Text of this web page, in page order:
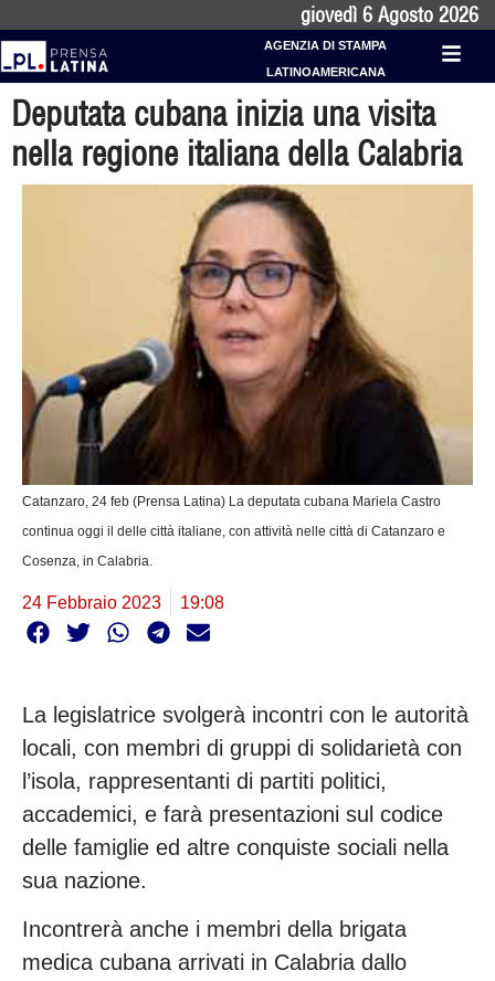
giovedì 6 Agosto 2026
AGENZIA DI STAMPA
LATINOAMERICANA
Deputata cubana inizia una visita
nella regione italiana della Calabria
Catanzaro, 24 feb (Prensa Latina) La deputata cubana Mariela Castro
continua oggi il delle città italiane, con attività nelle città di Catanzaro e
Cosenza, in Calabria.
24 Febbraio 2023 19:08
La legislatrice svolgerà incontri con le autorità
locali, con membri di gruppi di solidarietà con
l’isola, rappresentanti di partiti politici,
accademici, e farà presentazioni sul codice
delle famiglie ed altre conquiste sociali nella
sua nazione.
Incontrerà anche i membri della brigata
medica cubana arrivati in Calabria dallo